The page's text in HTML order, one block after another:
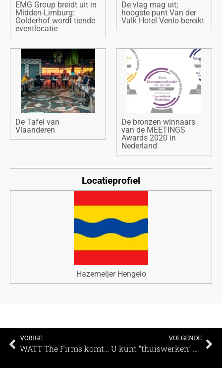
EMG Group breidt uit in
Midden-Limburg:
Oolderhof wordt tiende
eventlocatie
De vlag mag uit;
hoogste punt Van der
Valk Hotel Venlo bereikt
De Tafel van
Vlaanderen
De bronzen winnaars
van de MEETINGS
Awards 2020 in
Nederland
Locatieprofiel
Hazemeijer Hengelo
VORIGE
WATT The Firms komt met veiligheidsplan
VOLGENDE
U kunt “thuiswerken” bij Oud London